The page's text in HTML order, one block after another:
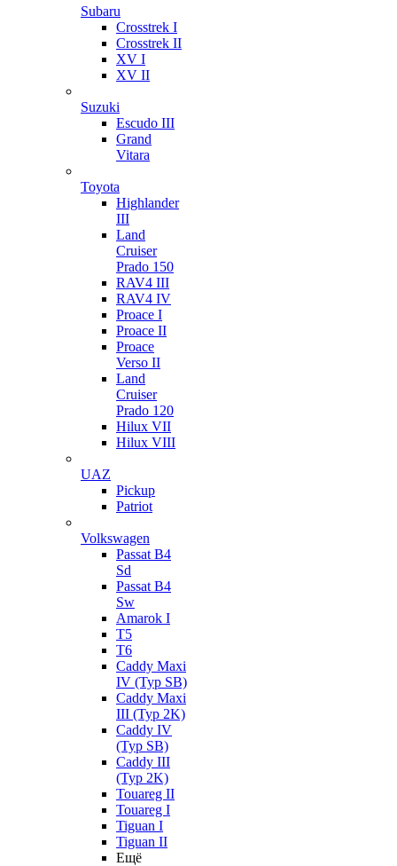
Subaru
Crosstrek I
Crosstrek II
XV I
XV II
Suzuki
Escudo III
Grand
Vitara
Toyota
Highlander
III
Land
Cruiser
Prado 150
RAV4 III
RAV4 IV
Proace I
Proace II
Proace
Verso II
Land
Cruiser
Prado 120
Hilux VII
Hilux VIII
UAZ
Pickup
Patriot
Volkswagen
Passat B4
Sd
Passat B4
Sw
Amarok I
T5
T6
Caddy Maxi
IV (Typ SB)
Caddy Maxi
III (Typ 2K)
Caddy IV
(Typ SB)
Caddy III
(Typ 2K)
Touareg II
Touareg I
Tiguan I
Tiguan II
Ещё